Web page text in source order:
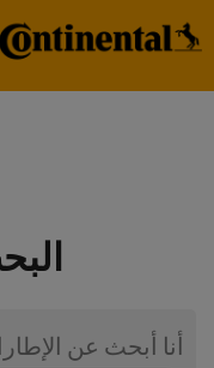
أنا أبحث عن